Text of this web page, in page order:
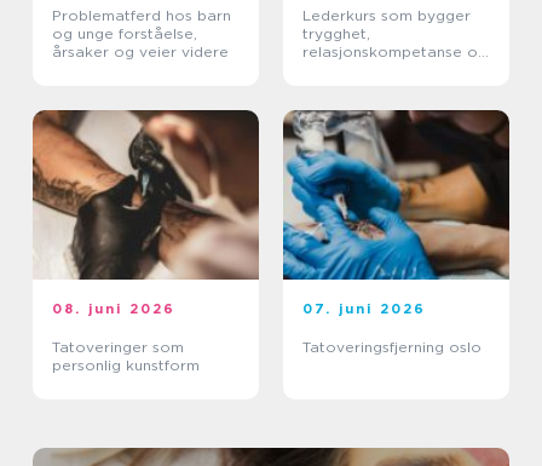
Problematferd hos barn
og unge forståelse,
årsaker og veier videre
Lederkurs som bygger
trygghet,
relasjonskompetanse og
08. juni 2026
Tatoveringer som
personlig kunstform
07. juni 2026
Tatoveringsfjerning oslo